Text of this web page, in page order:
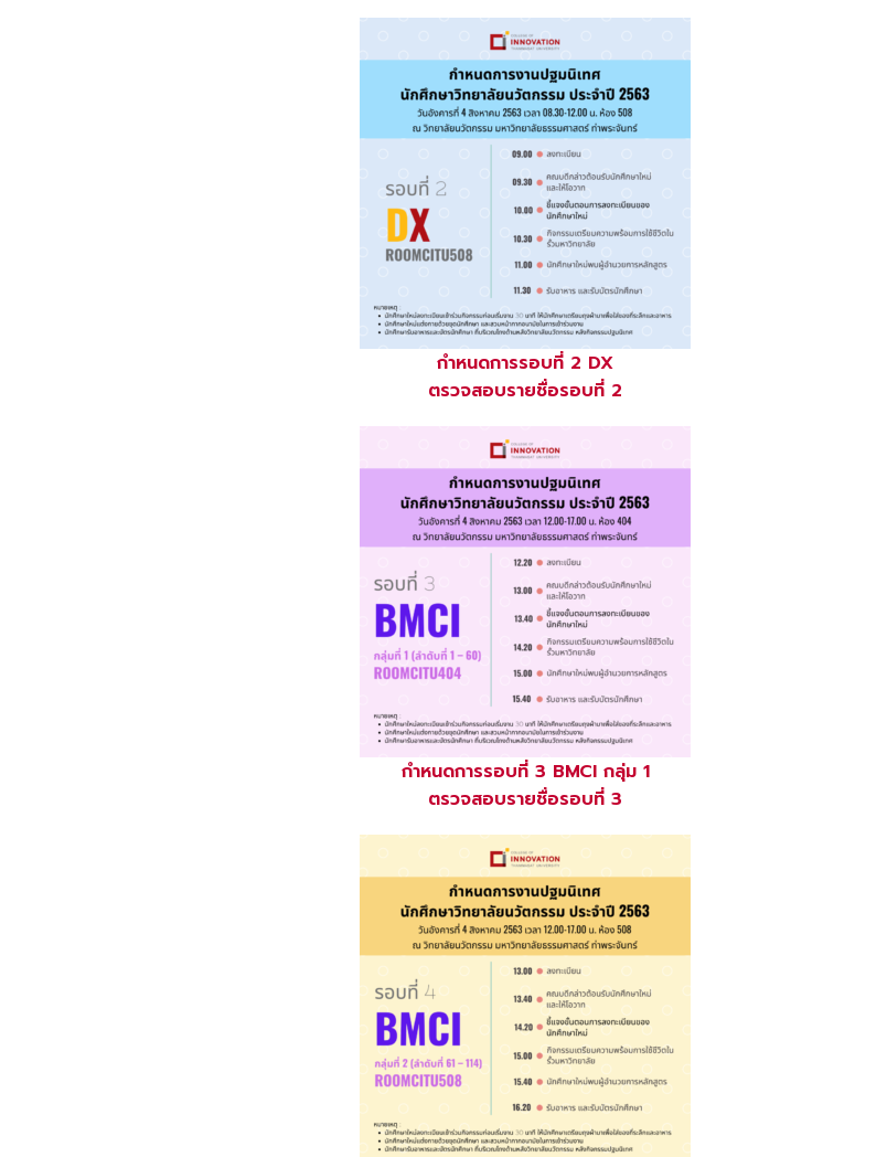
กำหนดการรอบที่ 2 DX
ตรวจสอบรายชื่อรอบที่ 2
กำหนดการรอบที่ 3 BMCI กลุ่ม 1
ตรวจสอบรายชื่อรอบที่ 3